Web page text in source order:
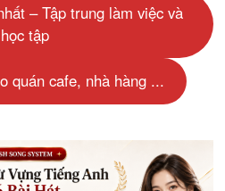
– Tập trung làm việc và
học tập
quán cafe, nhà hàng ...